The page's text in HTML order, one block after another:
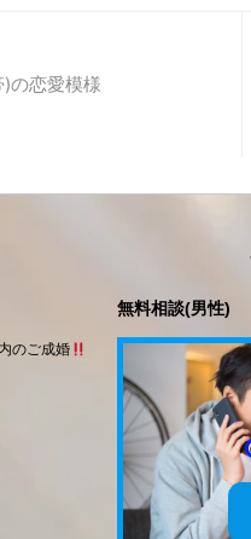
の恋愛模様
無料相談(男性)
のご成婚